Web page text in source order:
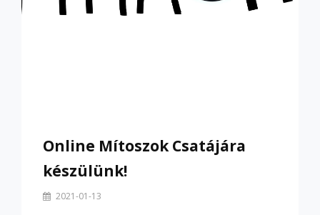
Online Mítoszok Csatájára
készülünk!
By 2021-01-13